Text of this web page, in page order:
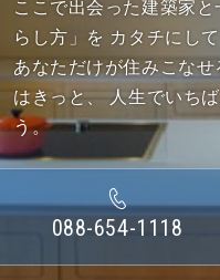
ここで出会った建築家と
らし方」を カタチにし
あなただけが住みこな
はきっと、
人生でいち
う。
088-654-1118